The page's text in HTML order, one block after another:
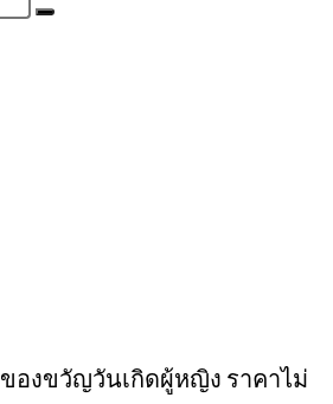
ของขวัญวันเกิดผู้หญิง ราคาไม่